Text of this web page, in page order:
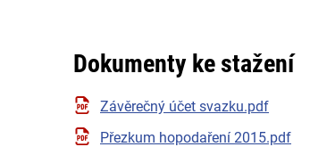
Dokumenty ke stažení
Závěrečný účet svazku.pdf
Přezkum hopodaření 2015.pdf